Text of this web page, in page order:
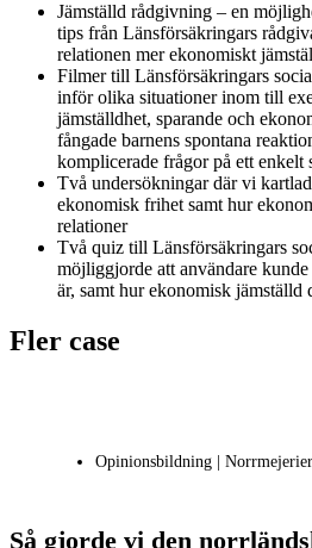
Jämställd rådgivning – en
tips från Länsförsäkringars
relationen mer ekonomiskt
Filmer till Länsförsäkringars
inför olika situationer inom till
jämställdhet, sparande och
fångade barnens spontana
komplicerade frågor på ett enkelt
Två undersökningar där vi
ekonomisk frihet samt hur
relationer
Två quiz till Länsförsäkringars
möjliggjorde att användare
är, samt hur ekonomisk jämställd
Fler case
Opinionsbildning | Norrmejerier
Så gjorde vi den